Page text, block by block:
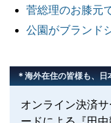
菅総理のお膝元
公園がブランド
＊海外在住の皆様も、
オンライン決済